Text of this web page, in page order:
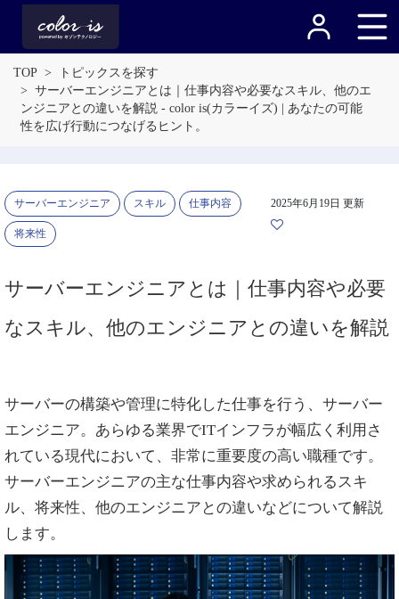
TOP
トピックスを探す
サーバーエンジニアとは｜仕事内容や必要なスキル、他のエ
ンジニアとの違いを解説 - color is(カラーイズ) | あなたの可能
性を広げ行動につなげるヒント。
サーバーエンジニア スキル 仕事内容
将来性
2025年6月19日 更新
サーバーエンジニアとは｜仕事内容や必要
なスキル、他のエンジニアとの違いを解説
サーバーの構築や管理に特化した仕事を行う、サーバー
エンジニア。あらゆる業界でITインフラが幅広く利用さ
れている現代において、非常に重要度の高い職種です。
サーバーエンジニアの主な仕事内容や求められるスキ
ル、将来性、他のエンジニアとの違いなどについて解説
します。